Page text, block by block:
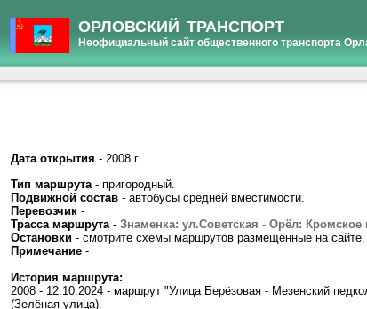
ОРЛОВСКИЙ ТРАНСПОРТ
Неофициальный сайт общественного транспорта
Дата открытия - 2008 г.
Тип маршрута - пригородный.
Подвижной состав - автобусы средней вместимости.
Перевозчик -
Трасса маршрута - Знаменка: ул.Советская - Орёл: Кромское
Остановки - смотрите схемы маршрутов размещённые на сайте.
Примечание -
История маршрута:
2008 - 12.10.2024 - маршрут "Улица Берёзовая - Мезенский
(Зелёная улица).